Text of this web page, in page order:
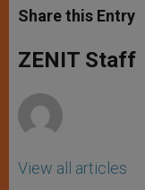
t
s
p
p
s
e
g
e
e
b
o
k
Share this Entry
ZENIT Staff
View all articles